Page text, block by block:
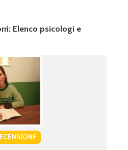
Elenco psicologi e